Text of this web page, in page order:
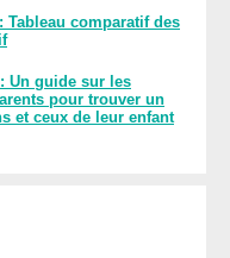
comparatif des
Un guide sur les
pour trouver un
et ceux de leur enfant